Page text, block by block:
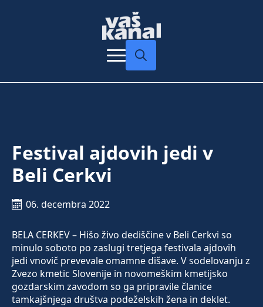
Festival ajdovih jedi v
Beli Cerkvi
06. decembra 2022
BELA CERKEV – Hišo živo dediščine v Beli Cerkvi so
minulo soboto po zaslugi tretjega festivala ajdovih
jedi vnovič prevevale omamne dišave. V sodelovanju z
Zvezo kmetic Slovenije in novomeškim kmetijsko
gozdarskim zavodom so ga pripravile članice
tamkajšnjega društva podeželskih žena in deklet.